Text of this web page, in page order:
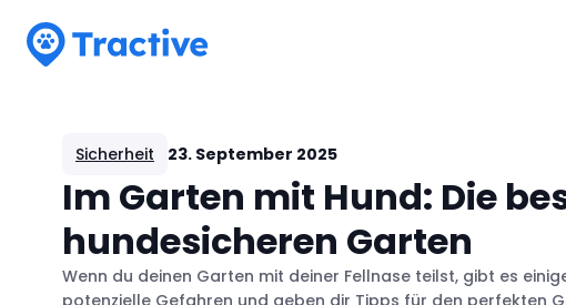
Sicherheit 23. September 2025
Im Garten mit Hund: Die
hundesicheren Garten
Wenn du deinen Garten mit deiner Fellnase teilst, gibt es
potenzielle Gefahren und geben dir Tipps für den perfekten